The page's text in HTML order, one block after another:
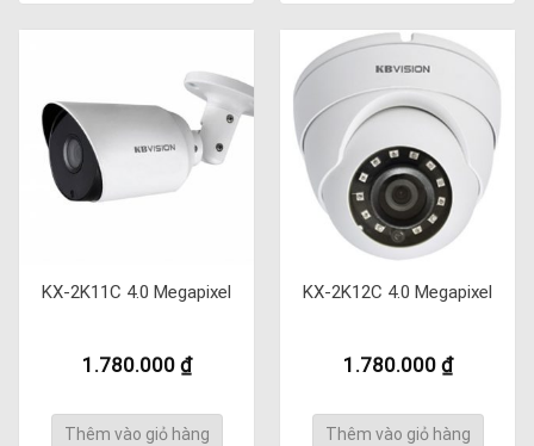
KX-2K11C 4.0 Megapixel
1.780.000 ₫
Thêm vào giỏ hàng
KX-2K12C 4.0 Megapixel
1.780.000 ₫
Thêm vào giỏ hàng